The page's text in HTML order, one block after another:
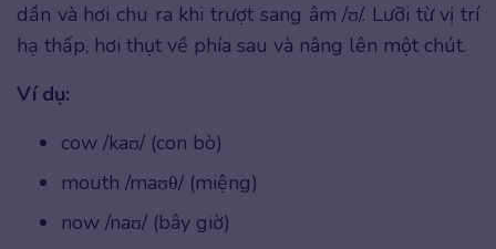
dần và hơi chu ra khi trượt sang âm /ʊ/. Lưỡi từ vị trí
hạ thấp, hơi thụt về phía sau và nâng lên một chút.
Ví dụ:
cow /kaʊ/ (con bò)
mouth /maʊθ/ (miệng)
now /naʊ/ (bây giờ)